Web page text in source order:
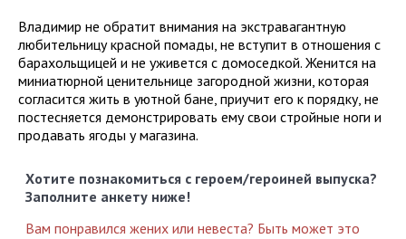
Владимир не обратит внимания на экстравагантную
любительницу красной помады, не вступит в отношения с
барахольщицей и не уживется с домоседкой. Женится на
миниатюрной ценительнице загородной жизни, которая
согласится жить в уютной бане, приучит его к порядку, не
постесняется демонстрировать ему свои стройные ноги и
продавать ягоды у магазина.
Хотите познакомиться с героем/героиней выпуска?
Заполните анкету ниже!
Вам понравился жених или невеста? Быть может это